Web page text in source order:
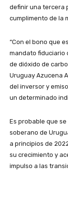
definir una tercera
cumplimento de la
“Con el bono que
mandato fiduciario
de dióxido de
Uruguay Azucena
del inversor y
un determinado
Es probable que
soberano de
a principios de
su crecimiento y
impulso a las